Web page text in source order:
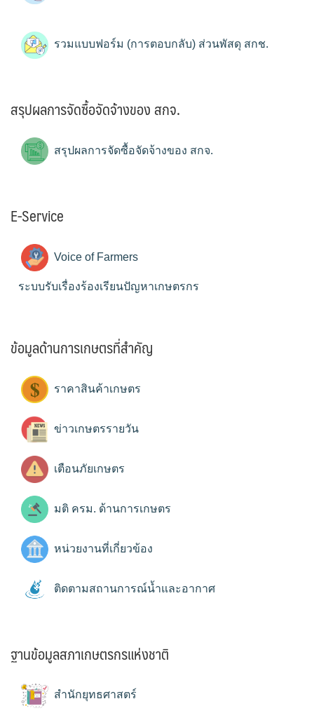
รวมแบบฟอร์ม (การตอบกลับ) ส่วนพัสดุ สกช.
สรุปผลการจัดซื้อจัดจ้างของ สกจ.
สรุปผลการจัดซื้อจัดจ้างของ สกจ.
E-Service
Voice of Farmers
ระบบรับเรื่องร้องเรียนปัญหาเกษตรกร
ข้อมูลด้านการเกษตรที่สำคัญ
ราคาสินค้าเกษตร
ข่าวเกษตรรายวัน
เตือนภัยเกษตร
มติ ครม. ด้านการเกษตร
หน่วยงานที่เกี่ยวข้อง
ติดตามสถานการณ์น้ำและอากาศ
ฐานข้อมูลสภาเกษตรกรแห่งชาติ
สำนักยุทธศาสตร์